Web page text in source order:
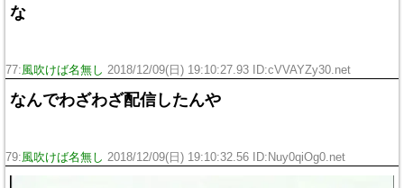
な
77:風吹けば名無し 2018/12/09(日) 19:10:27.93 ID:cVVAYZy30.net
なんでわざわざ配信したんや
79:風吹けば名無し 2018/12/09(日) 19:10:32.56 ID:Nuy0qiOg0.net